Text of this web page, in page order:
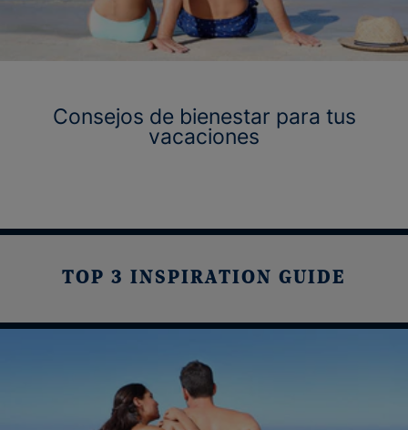
Consejos de bienestar para tus
vacaciones
TOP 3 INSPIRATION GUIDE